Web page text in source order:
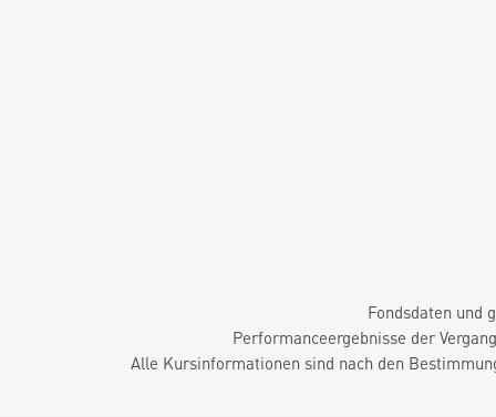
Fondsdaten und
Performanceergebnisse der
Alle Kursinformationen sind nach den